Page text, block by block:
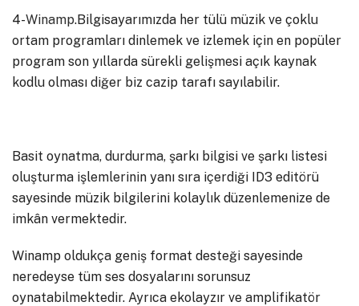
4-Winamp.Bilgisayarımızda her tülü müzik ve çoklu
ortam programları dinlemek ve izlemek için en popüler
program son yıllarda sürekli gelişmesi açık kaynak
kodlu olması diğer biz cazip tarafı sayılabilir.
Basit oynatma, durdurma, şarkı bilgisi ve şarkı listesi
oluşturma işlemlerinin yanı sıra içerdiği ID3 editörü
sayesinde müzik bilgilerini kolaylık düzenlemenize de
imkân vermektedir.
Winamp oldukça geniş format desteği sayesinde
neredeyse tüm ses dosyalarını sorunsuz
oynatabilmektedir. Ayrıca ekolayzır ve amplifikatör